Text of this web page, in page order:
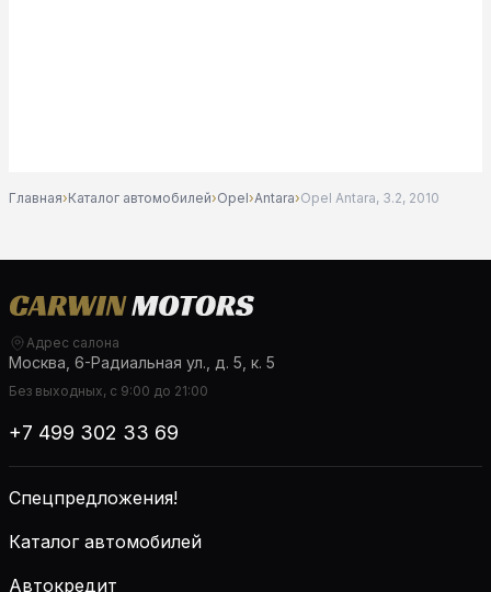
Главная›Каталог автомобилей›Opel›Antara›Opel Antara, 3.2, 2010
Адрес салона
Москва, 6-Радиальная ул., д. 5, к. 5
Без выходных, с 9:00 до 21:00
+7 499 302 33 69
Спецпредложения!
Каталог автомобилей
Автокредит